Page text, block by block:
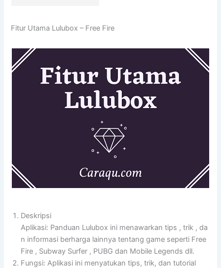
Fitur Utama Lulubox – Free Fire
Deskripsi
Aplikasi: Panduan Lulubox ini menawarkan tips , trik , da
n informasi berharga lainnya tentang game seperti Free
Fire , Subway Surfer , PUBG dan Mobile Legends dll.
Fungsi: Aplikasi ini menyatukan tips, trik, dan tutorial